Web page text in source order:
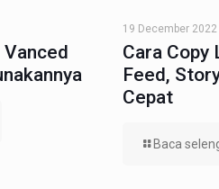
19 December 2022
Cara Copy
Feed,
Cepat
Baca